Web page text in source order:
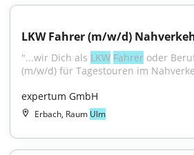
LKW Fahrer (m/w/d)
"...wir Dich als LKW Fahrer oder
(m/w/d) für Tagestouren im
expertum GmbH
Erbach, Raum Ulm